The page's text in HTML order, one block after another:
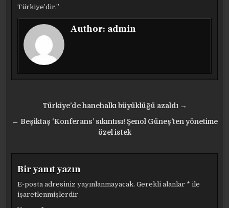
Türkiye’dir.”
Author: admin
gezinmesi
Türkiye’de hanehalkı büyüklüğü azaldı →
← Beşiktaş ‘Konferans’ sıkıntısı! Şenol Güneş’ten yönetime
özel istek
Bir yanıt yazın
E-posta adresiniz yayınlanmayacak. Gerekli alanlar * ile
işaretlenmişlerdir